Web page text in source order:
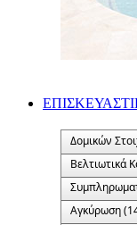
Δομικών
Βελτιωτικά
Αγκύρωση